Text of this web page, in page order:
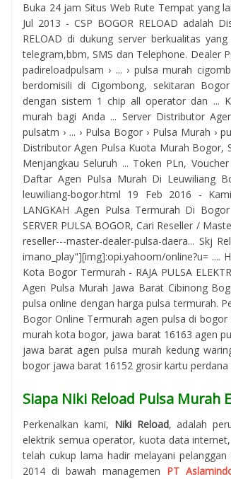
Buka 24 jam Situs Web Rute Tempat yang
Jul 2013 - CSP BOGOR RELOAD adalah
RELOAD di dukung server berkualitas
telegram,bbm, SMS dan Telephone. Dealer
padireloadpulsam › ... › pulsa murah
berdomisili di Cigombong, sekitaran
dengan sistem 1 chip all operator dan ...
murah bagi Anda ... Server Distributor
pulsatm › ... › Pulsa Bogor › Pulsa Murah ›
Distributor Agen Pulsa Kuota Murah Bogor,
Menjangkau Seluruh ... Token PLn,
Daftar Agen Pulsa Murah Di Leuwiliang
leuwiliang-bogor.html 19 Feb 2016 -
LANGKAH .Agen Pulsa Termurah Di
SERVER PULSA BOGOR, Cari Reseller /
reseller---master-dealer-pulsa-daera... Skj
imano_play"][img]:opi.yahoom/online?u= ....
Kota Bogor Termurah - RAJA PULSA
Agen Pulsa Murah Jawa Barat Cibinong
pulsa online dengan harga pulsa termurah.
Bogor Online Termurah agen pulsa di
murah kota bogor, jawa barat 16163 agen
jawa barat agen pulsa murah kedung
bogor jawa barat 16152 grosir kartu
Siapa Niki Reload Pulsa Murah
Perkenalkan kami, Niki Reload, adalah
elektrik semua operator, kuota data
telah cukup lama hadir melayani
2014 di bawah managemen PT